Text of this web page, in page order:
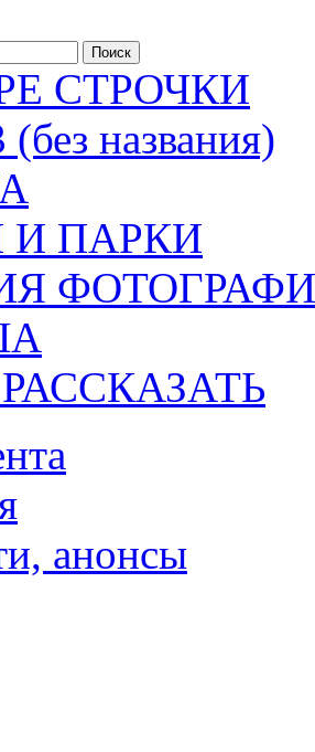
СТРОЧКИ
названия)
ПАРКИ
анонсы